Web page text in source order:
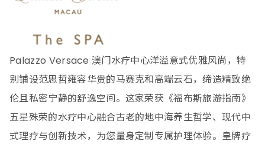
Palazzo Versace 澳门水疗中心洋溢意式优雅风尚，特
别铺设范思哲雍容华贵的马赛克和高端云石，缔造精致绝
伦且私密宁静的舒逸空间。这家荣获《福布斯旅游指南》
五星殊荣的水疗中心融合古老的地中海养生哲学、现代中
式理疗与创新技术，为您量身定制专属护理体验。皇牌疗